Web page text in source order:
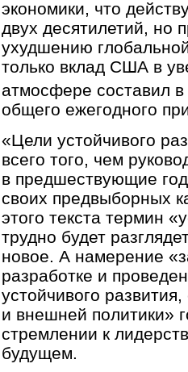
экономики, что
двух десятилетий, но
ухудшению
только вклад США в
атмосфере составил
общего ежегодного
«Цели устойчивого
всего того, чем
в предшествующие
своих предвыборных
этого текста термин
трудно будет
новое. А намерение
разработке и
устойчивого
и внешней политики»
стремлении к
будущем.